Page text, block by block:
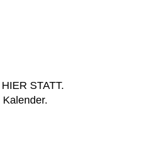
HIER STATT.
Kalender.